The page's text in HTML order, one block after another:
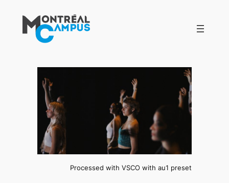
contenu
Processed with VSCO with au1 preset